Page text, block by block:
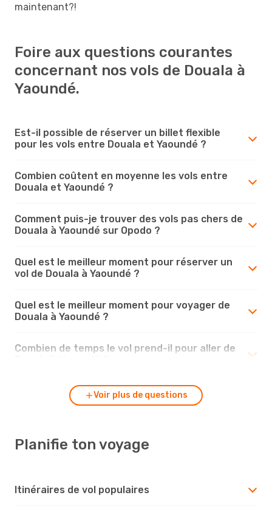
maintenant?!
Foire aux questions courantes
concernant nos vols de Douala à
Yaoundé.
Est-il possible de réserver un billet flexible
pour les vols entre Douala et Yaoundé ?
Combien coûtent en moyenne les vols entre
Douala et Yaoundé ?
Comment puis-je trouver des vols pas chers de
Douala à Yaoundé sur Opodo ?
Quel est le meilleur moment pour réserver un
vol de Douala à Yaoundé ?
Quel est le meilleur moment pour voyager de
Douala à Yaoundé ?
Combien de temps le vol prend-il pour aller de
Voir plus de questions
Planifie ton voyage
Itinéraires de vol populaires